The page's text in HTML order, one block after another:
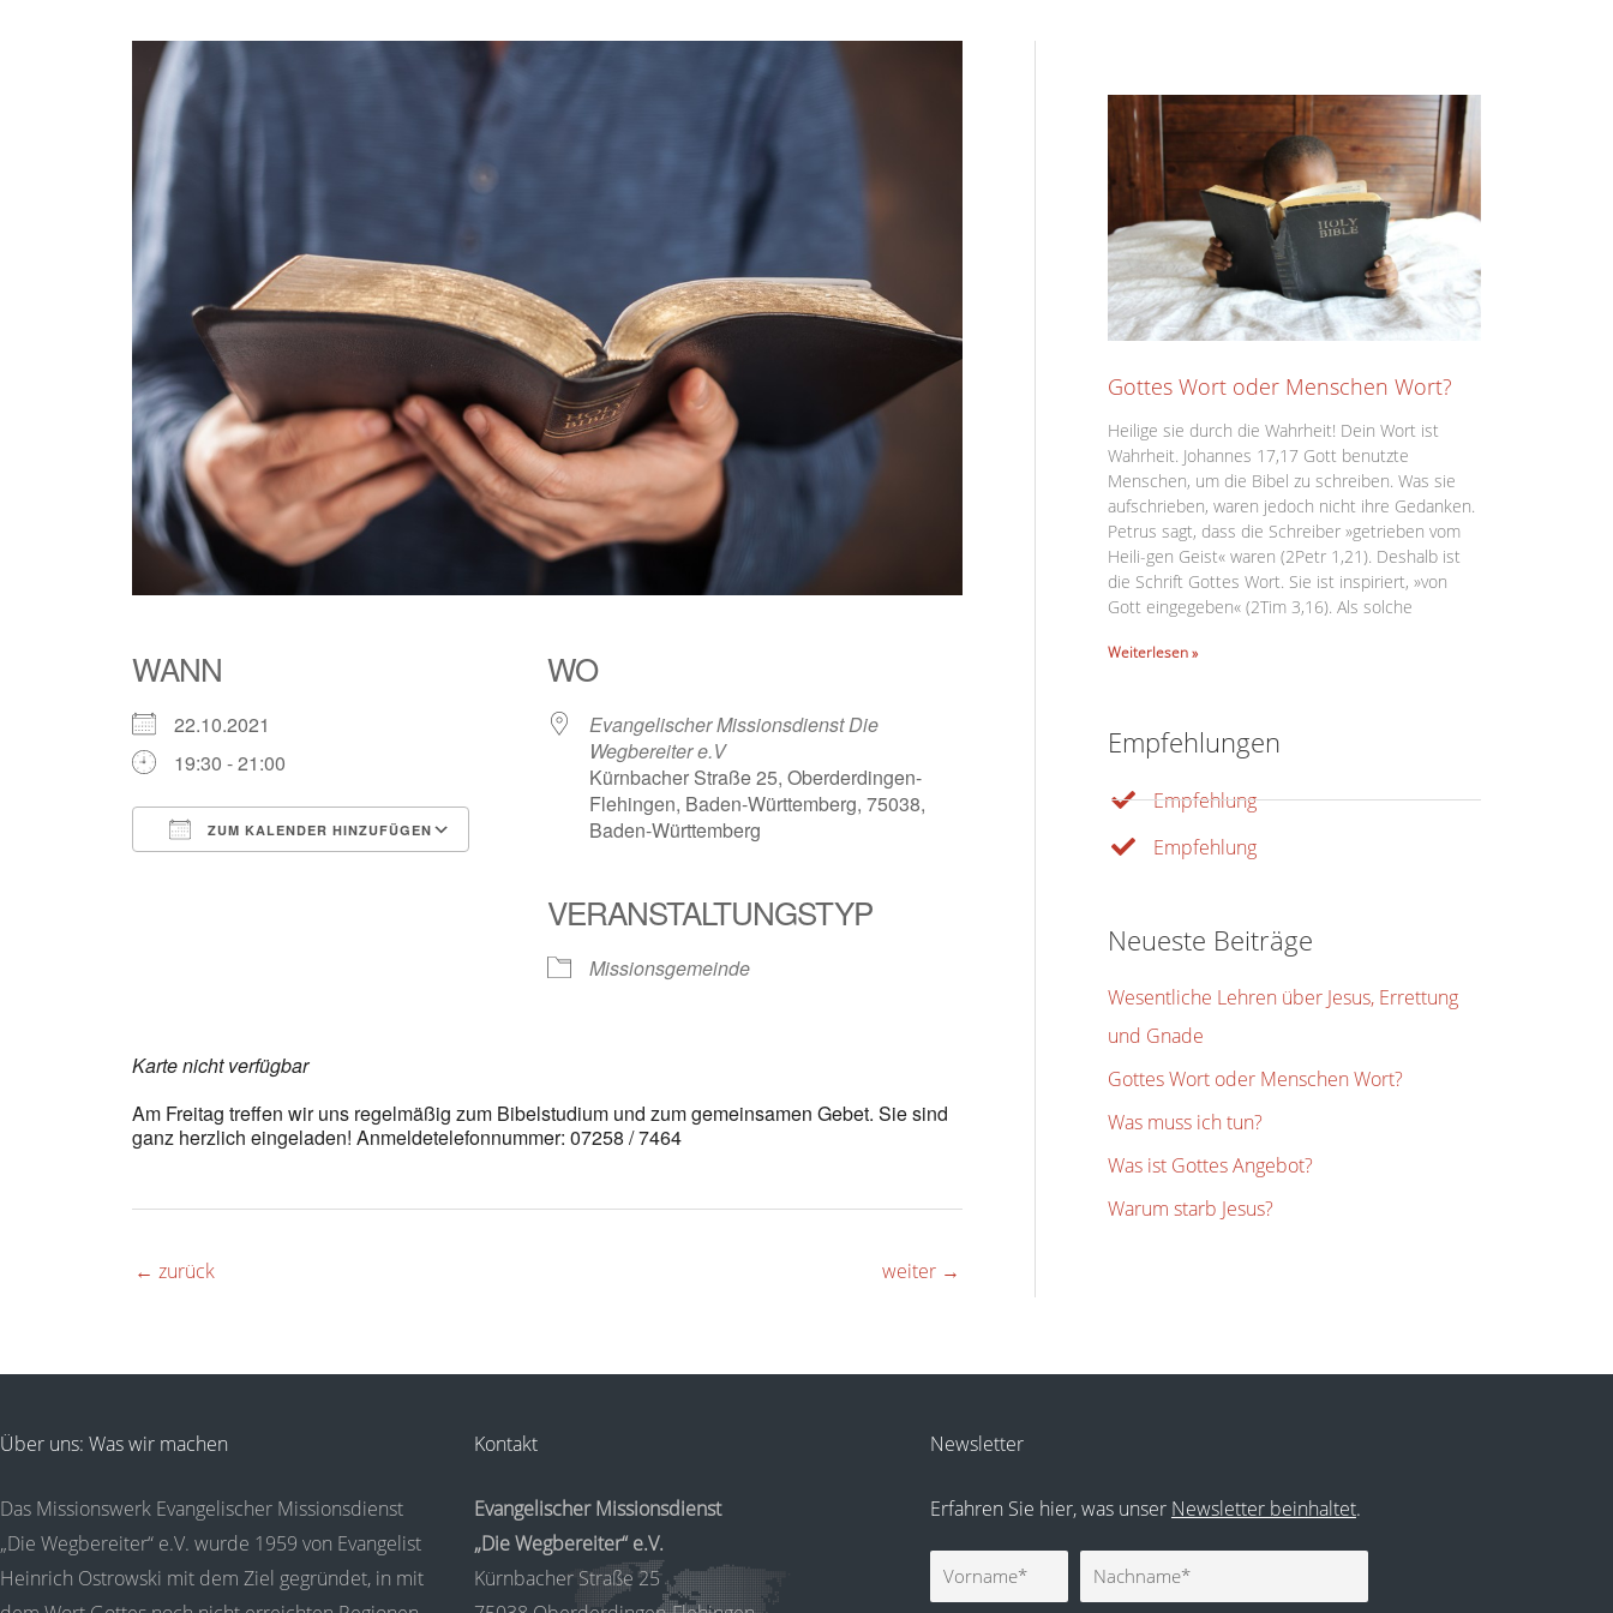
WANN
22.10.2021
19:30 - 21:00
ZUM KALENDER HINZUFÜGEN
WO
Evangelischer Missionsdienst Die
Wegbereiter e.V
Kürnbacher Straße 25, Oberderdingen-
Flehingen, Baden-Württemberg, 75038,
Baden-Württemberg
VERANSTALTUNGSTYP
Missionsgemeinde
Karte nicht verfügbar
Am Freitag treffen wir uns regelmäßig zum Bibelstudium und zum gemeinsamen Gebet. Sie sind
ganz herzlich eingeladen! Anmeldetelefonnummer: 07258 / 7464
← zurück weiter →
Gottes Wort oder Menschen Wort?
Heilige sie durch die Wahrheit! Dein Wort ist
Wahrheit. Johannes 17,17 Gott benutzte
Menschen, um die Bibel zu schreiben. Was sie
aufschrieben, waren jedoch nicht ihre Gedanken.
Petrus sagt, dass die Schreiber »getrieben vom
Heili-gen Geist« waren (2Petr 1,21). Deshalb ist
die Schrift Gottes Wort. Sie ist inspiriert, »von
Gott eingegeben« (2Tim 3,16). Als solche
Weiterlesen »
Empfehlungen
Empfehlung
Empfehlung
Neueste Beiträge
Wesentliche Lehren über Jesus, Errettung
und Gnade
Gottes Wort oder Menschen Wort?
Was muss ich tun?
Was ist Gottes Angebot?
Warum starb Jesus?
Über uns: Was wir machen
Das Missionswerk Evangelischer Missionsdienst
„Die Wegbereiter“ e.V. wurde 1959 von Evangelist
Heinrich Ostrowski mit dem Ziel gegründet, in mit
Kontakt
Evangelischer Missionsdienst
„Die Wegbereiter“ e.V.
Kürnbacher Straße 25
Newsletter
Erfahren Sie hier, was unser Newsletter beinhaltet.
Vorname Nachname